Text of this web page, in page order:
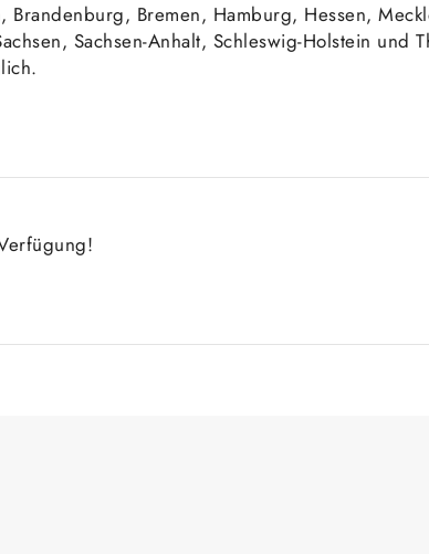
Brandenburg, Bremen, Hamburg, Hessen,
Sachsen-Anhalt, Schleswig-Holstein